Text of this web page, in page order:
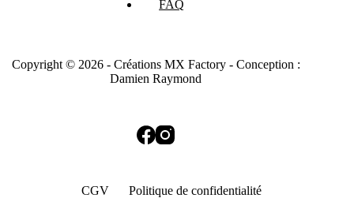
FAQ
Copyright © 2026 - Créations MX Factory - Conception :
Damien Raymond
CGV Politique de confidentialité